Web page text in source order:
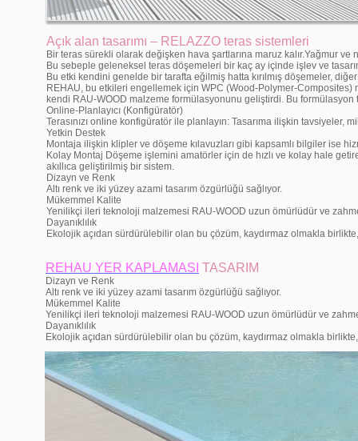
Açık alan tasarımı – RELAZZO teras sistemleri
Bir teras sürekli olarak değişken hava şartlarına maruz kalır.Yağmur ve
Bu sebeple geleneksel teras döşemeleri bir kaç ay içinde işlev ve
Bu etki kendini genelde bir tarafta eğilmiş hatta kırılmış döşemeler,
REHAU, bu etkileri engellemek için WPC (Wood-Polymer-
kendi RAU-WOOD malzeme formülasyonunu geliştirdi. Bu formülasyon
Online-Planlayıcı (Konfigüratör)
Terasınızı online konfigüratör ile planlayın: Tasarıma ilişkin tavsiyeler,
Yetkin Destek
Montaja ilişkin klipler ve döşeme kılavuzları gibi kapsamlı bilgiler ise
Kolay Montaj Döşeme işlemini amatörler için de hızlı ve kolay hale
akıllıca geliştirilmiş bir sistem.
Dizayn ve Renk
Altı renk ve iki yüzey azami tasarım özgürlüğü sağlıyor.
Mükemmel Kalite
Yenilikçi ileri teknoloji malzemesi RAU-WOOD uzun ömürlüdür ve
Dayanıklılık
Ekolojik açıdan sürdürülebilir olan bu çözüm, kaydırmaz olmakla
REHAU YER KAPLAMASI TASARIM
Dizayn ve Renk
Altı renk ve iki yüzey azami tasarım özgürlüğü sağlıyor.
Mükemmel Kalite
Yenilikçi ileri teknoloji malzemesi RAU-WOOD uzun ömürlüdür ve
Dayanıklılık
Ekolojik açıdan sürdürülebilir olan bu çözüm, kaydırmaz olmakla